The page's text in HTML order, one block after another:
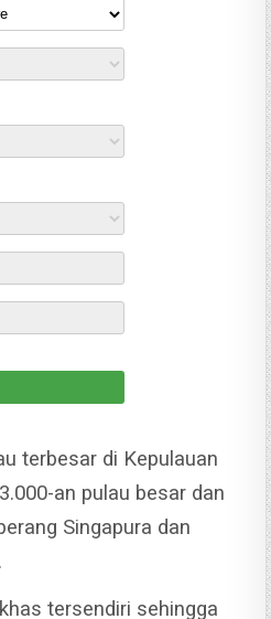
terbesar di Kepulauan
an pulau besar dan
Singapura dan
tersendiri sehingga